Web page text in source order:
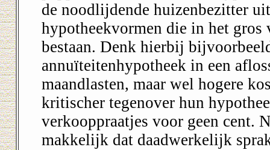
de noodlijdende huizenbezitter
hypotheekvormen die in het gros
bestaan. Denk hierbij
annuïteitenhypotheek in een
maandlasten, maar wel hogere
kritischer tegenover hun
verkooppraatjes voor geen cent.
makkelijk dat daadwerkelijk